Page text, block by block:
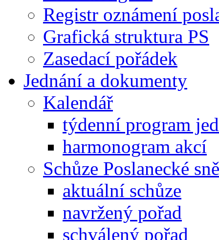
Registr oznámení
Grafická struktura PS
Zasedací pořádek
Jednání a dokumenty
Kalendář
týdenní program
harmonogram akcí
Schůze Poslanecké
aktuální schůze
navržený pořad
schválený pořad